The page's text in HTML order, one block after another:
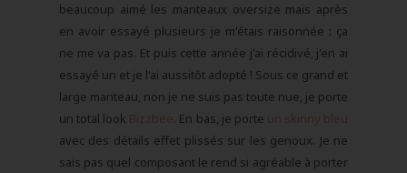
beaucoup aimé les manteaux oversize mais après
en avoir essayé plusieurs je m'étais raisonnée : ça
ne me va pas. Et puis cette année j'ai récidivé, j'en ai
essayé un et je l'ai aussitôt adopté ! Sous ce grand et
large manteau, non je ne suis pas toute nue, je porte
un total look
. En bas, je porte
avec des détails effet plissés sur les genoux. Je ne
sais pas quel composant le rend si agréable à porter